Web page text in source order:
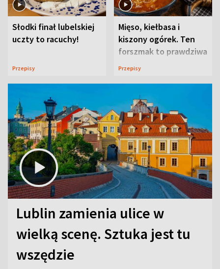
Słodki finał lubelskiej
uczty to racuchy!
Przepisy
Mięso, kiełbasa i
kiszony ogórek. Ten
forszmak to prawdziwa
uczta
Przepisy
Lublin zamienia ulice w
wielką scenę. Sztuka jest tu
wszędzie